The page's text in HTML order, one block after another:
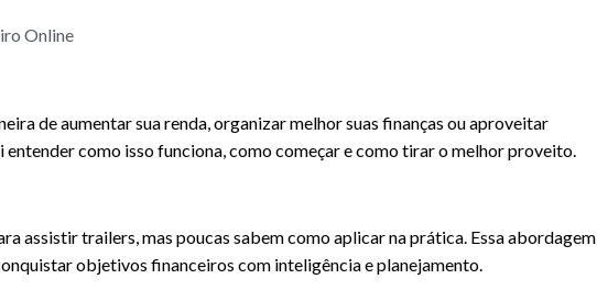
Online
de aumentar sua renda, organizar melhor suas finanças ou aproveitar
como isso funciona, como começar e como tirar o melhor proveito.
assistir trailers, mas poucas sabem como aplicar na prática. Essa abordagem
objetivos financeiros com inteligência e planejamento.